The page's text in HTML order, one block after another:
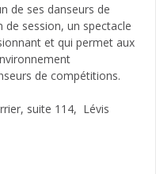
de ses danseurs de
session, un spectacle
et qui permet aux
de compétitions.
suite 114, Lévis